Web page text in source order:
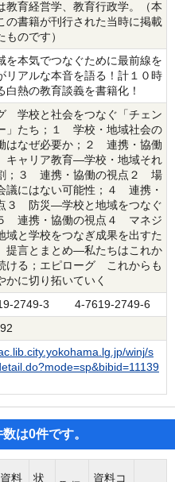
教育経営学、教育行政学。（本
の書籍が刊行された当時に掲載
ものです）
を本気でつなぐために最前線を
リアルな本音を語る！計１０時
白熱の教育談義を書籍化！
学校と社会をつなぐ「チェン
」たち；１ 学校・地域社会の
はなぜ必要か；２ 連携・協働
ャリア教育―学校・地域それ
；３ 連携・協働の視点２ 場
議にはない可能性；４ 連携・
３ 防災―学校と地域をつなぐ
連携・協働の視点４ マネジ
域と学校をつなぎ成果を出すた
言とまとめ―私たちはこれか
ける；エピローグ これからも
かに切り拓いていく
2749-3 4-7619-2749-6
winj/s
は0件です。
資料 状 資料コ